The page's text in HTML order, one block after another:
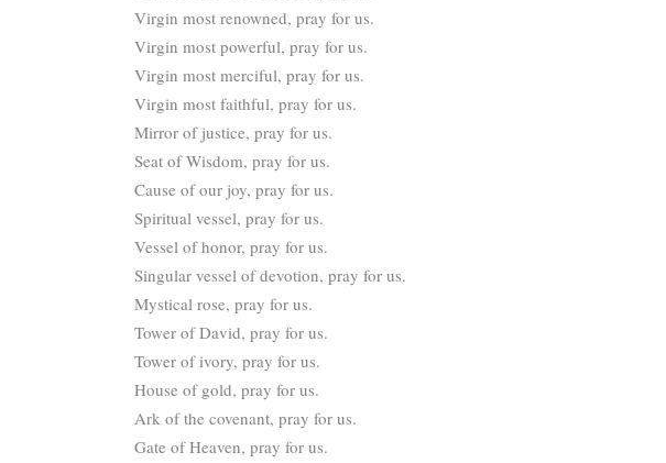
Virgin most renowned, pray for us.
Virgin most powerful, pray for us.
Virgin most merciful, pray for us.
Virgin most faithful, pray for us.
Mirror of justice, pray for us.
Seat of Wisdom, pray for us.
Cause of our joy, pray for us.
Spiritual vessel, pray for us.
Vessel of honor, pray for us.
Singular vessel of devotion, pray for us.
Mystical rose, pray for us.
Tower of David, pray for us.
Tower of ivory, pray for us.
House of gold, pray for us.
Ark of the covenant, pray for us.
Gate of Heaven, pray for us.